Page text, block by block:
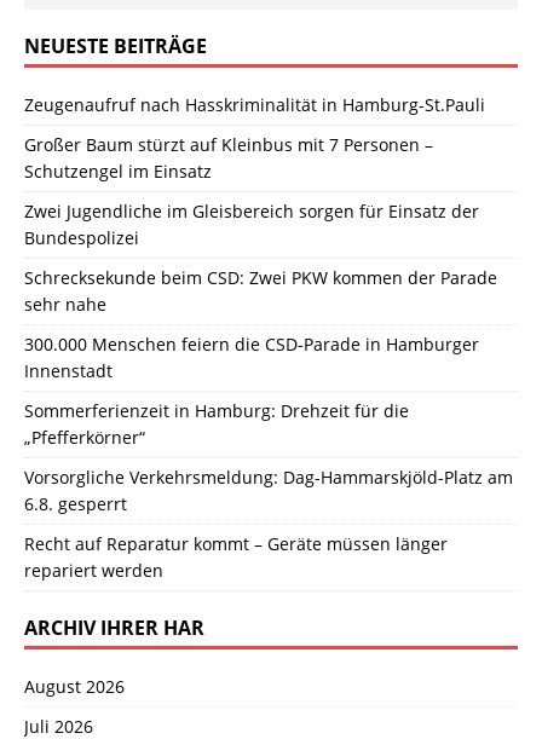
NEUESTE BEITRÄGE
Zeugenaufruf nach Hasskriminalität in Hamburg-St.Pauli
Großer Baum stürzt auf Kleinbus mit 7 Personen –
Schutzengel im Einsatz
Zwei Jugendliche im Gleisbereich sorgen für Einsatz der
Bundespolizei
Schrecksekunde beim CSD: Zwei PKW kommen der Parade
sehr nahe
300.000 Menschen feiern die CSD-Parade in Hamburger
Innenstadt
Sommerferienzeit in Hamburg: Drehzeit für die
„Pfefferkörner“
Vorsorgliche Verkehrsmeldung: Dag-Hammarskjöld-Platz am
6.8. gesperrt
Recht auf Reparatur kommt – Geräte müssen länger
repariert werden
ARCHIV IHRER HAR
August 2026
Juli 2026